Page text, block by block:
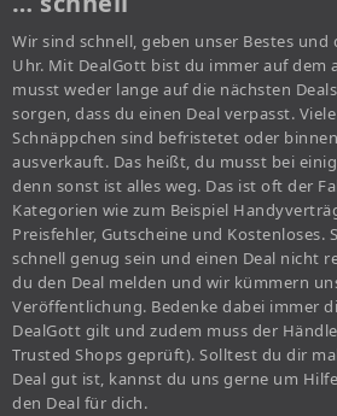
Wir sind schnell, geben unser Bestes und
Uhr. Mit DealGott bist du immer auf dem
musst weder lange auf die nächsten
sorgen, dass du einen Deal verpasst.
Schnäppchen sind befristetet oder
ausverkauft. Das heißt, du musst bei
denn sonst ist alles weg. Das ist oft der
Kategorien wie zum Beispiel
Preisfehler, Gutscheine und Kostenloses.
schnell genug sein und einen Deal nicht
du den Deal melden und wir kümmern
Veröffentlichung. Bedenke dabei immer
DealGott gilt und zudem muss der
Trusted Shops geprüft). Solltest du dir
Deal gut ist, kannst du uns gerne um
den Deal für dich.